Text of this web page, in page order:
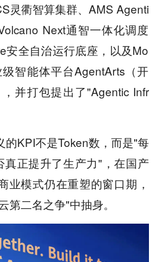
灵衢智算集群、AMS Agenti
Next通智一体化调度
安全自治运行底座，以及Mo
智能体平台AgentArts（开
并打包提出了"Agentic Infr
的KPI不是Token数，而是"每
真正提升了生产力"，在国产
业模式仍在重塑的窗口期，
第二名之争"中抽身。